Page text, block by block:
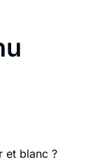
et blanc ?